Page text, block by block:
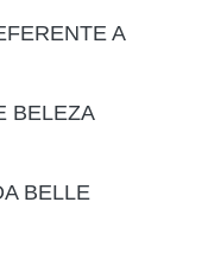
A
BELEZA
BELLE